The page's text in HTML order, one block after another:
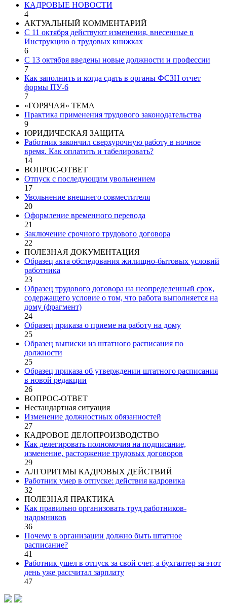
КАДРОВЫЕ НОВОСТИ
4
АКТУАЛЬНЫЙ КОММЕНТАРИЙ
С 11 октября действуют изменения, внесенные в
Инструкцию о трудовых книжках
6
С 13 октября введены новые должности и профессии
7
Как заполнить и когда сдать в органы ФСЗН отчет
формы ПУ-6
7
«ГОРЯЧАЯ» ТЕМА
Практика применения трудового законодательства
9
ЮРИДИЧЕСКАЯ ЗАЩИТА
Работник закончил сверхурочную работу в ночное
время. Как оплатить и табелировать?
14
ВОПРОС-ОТВЕТ
Отпуск с последующим увольнением
17
Увольнение внешнего совместителя
20
Оформление временного перевода
21
Заключение срочного трудового договора
22
ПОЛЕЗНАЯ ДОКУМЕНТАЦИЯ
Образец акта обследования жилищно-бытовых условий
работника
23
Образец трудового договора на неопределенный срок,
содержащего условие о том, что работа выполняется на
дому (фрагмент)
24
Образец приказа о приеме на работу на дому
25
Образец выписки из штатного расписания по
должности
25
Образец приказа об утверждении штатного расписания
в новой редакции
26
ВОПРОС-ОТВЕТ
Нестандартная ситуация
Изменение должностных обязанностей
27
КАДРОВОЕ ДЕЛОПРОИЗВОДСТВО
Как делегировать полномочия на подписание,
изменение, расторжение трудовых договоров
29
АЛГОРИТМЫ КАДРОВЫХ ДЕЙСТВИЙ
Работник умер в отпуске: действия кадровика
32
ПОЛЕЗНАЯ ПРАКТИКА
Как правильно организовать труд работников-
надомников
36
Почему в организации должно быть штатное
расписание?
41
Работник ушел в отпуск за свой счет, а бухгалтер за этот
день уже рассчитал зарплату
47